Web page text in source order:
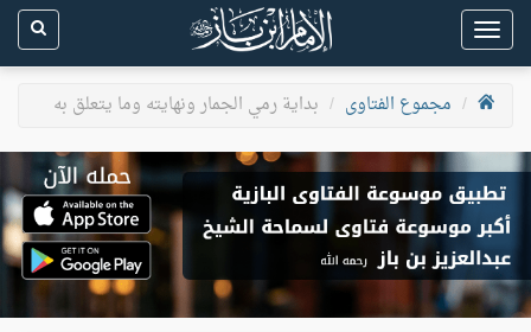
Toggle
navigation
مجموع الفتاوى
بداية رمي الجمار ونهايته وما يتعلق به